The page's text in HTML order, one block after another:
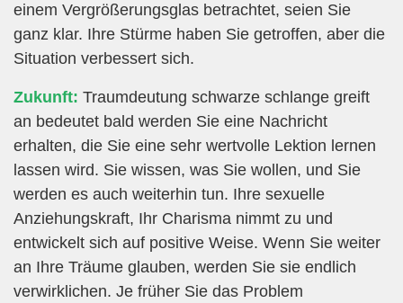
einem Vergrößerungsglas betrachtet, seien Sie
ganz klar. Ihre Stürme haben Sie getroffen, aber die
Situation verbessert sich.
Zukunft: Traumdeutung schwarze schlange greift
an bedeutet bald werden Sie eine Nachricht
erhalten, die Sie eine sehr wertvolle Lektion lernen
lassen wird. Sie wissen, was Sie wollen, und Sie
werden es auch weiterhin tun. Ihre sexuelle
Anziehungskraft, Ihr Charisma nimmt zu und
entwickelt sich auf positive Weise. Wenn Sie weiter
an Ihre Träume glauben, werden Sie sie endlich
verwirklichen. Je früher Sie das Problem